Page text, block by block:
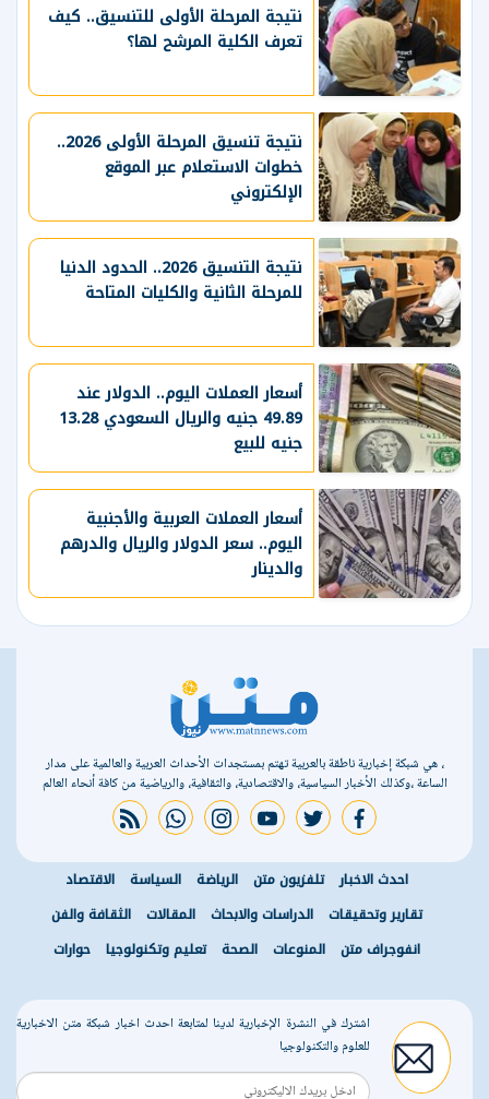
نتيجة المرحلة الأولى للتنسيق.. كيف
تعرف الكلية المرشح لها؟
نتيجة تنسيق المرحلة الأولى 2026..
خطوات الاستعلام عبر الموقع
الإلكتروني
نتيجة التنسيق 2026.. الحدود الدنيا
للمرحلة الثانية والكليات المتاحة
أسعار العملات اليوم.. الدولار عند
49.89 جنيه والريال السعودي 13.28
جنيه للبيع
أسعار العملات العربية والأجنبية
اليوم.. سعر الدولار والريال والدرهم
والدينار
، هي شبكة إخبارية ناطقة بالعربية تهتم بمستجدات الأحداث العربية والعالمية على مدار
الساعة ،وكذلك الأخبار السياسية، والاقتصادية، والثقافية، والرياضية من كافة أنحاء العالم
facebook
twitter
youtube
instagram
whatsapp
rss feed
احدث الاخبار تلفزيون متن الرياضة السياسة
الاقتصاد
تقارير وتحقيقات
الدراسات والابحاث المقالات
الثقافة والفن
انفوجراف متن
المنوعات الصحة تعليم وتكنولوجيا حوارات
اشترك في النشرة الإخبارية لدينا لمتابعة احدث اخبار شبكة متن الاخبارية
للعلوم والتكنولوجيا